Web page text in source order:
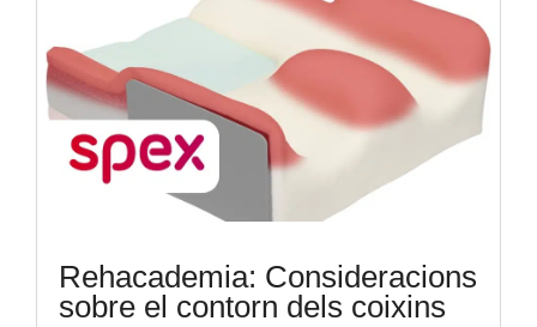
Rehacademia: Consideracions
sobre el contorn dels coixins